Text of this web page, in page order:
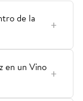
de la
en un Vino